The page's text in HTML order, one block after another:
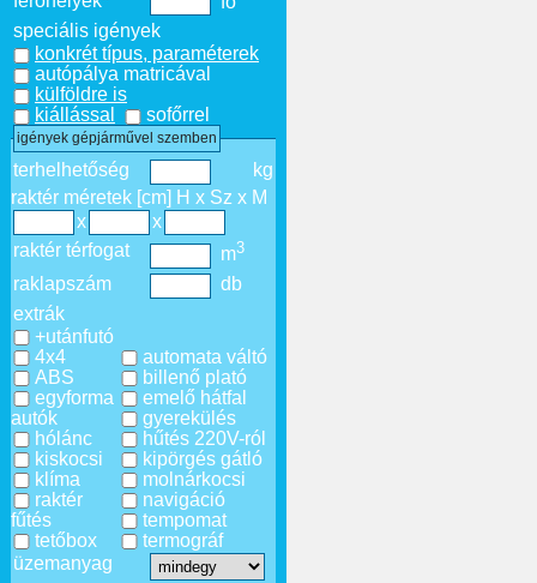
speciális igények
konkrét típus, paraméterek
autópálya matricával
külföldre is
kiállással
sofőrrel
igények gépjárművel szemben
terhelhetőség
kg
raktér méretek [cm] H x Sz x M
x
x
raktér térfogat
m3
raklapszám
db
extrák
+utánfutó
4x4
ABS
egyforma
autók
hólánc
kiskocsi
klíma
raktér
fűtés
tetőbox
automata váltó
billenő plató
emelő hátfal
gyerekülés
hűtés 220V-ról
kipörgés gátló
molnárkocsi
navigáció
tempomat
termográf
üzemanyag